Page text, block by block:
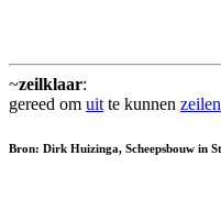
~zeilklaar:
gereed om uit te kunnen zeilen
Bron: Dirk Huizinga, Scheepsbouw in